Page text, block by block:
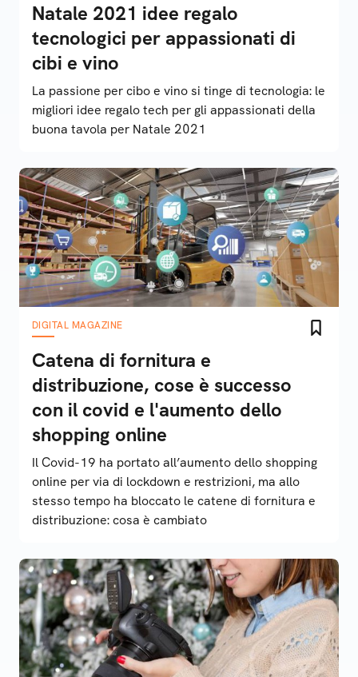
Natale 2021 idee regalo
tecnologici per appassionati di
cibi e vino
La passione per cibo e vino si tinge di tecnologia: le
migliori idee regalo tech per gli appassionati della
buona tavola per Natale 2021
DIGITAL MAGAZINE
Catena di fornitura e
distribuzione, cose è successo
con il covid e l'aumento dello
shopping online
Il Covid-19 ha portato all’aumento dello shopping
online per via di lockdown e restrizioni, ma allo
stesso tempo ha bloccato le catene di fornitura e
distribuzione: cosa è cambiato